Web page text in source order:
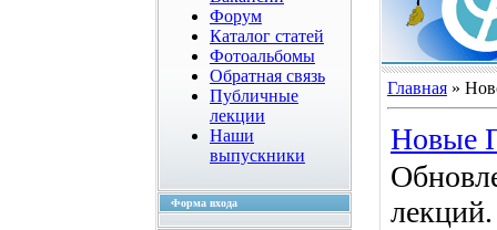
Форум
Каталог статей
Фотоальбомы
Обратная связь
Публичные
лекции
Наши
выпускники
Форма входа
Главная »
Новые
лекций.